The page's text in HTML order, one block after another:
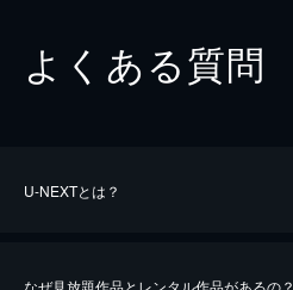
よくある質問
U-NEXTとは？
なぜ見放題作品とレンタル作品があるの？